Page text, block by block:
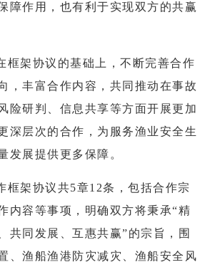
障作用，也有利于实现双方的共赢
框架协议的基础上，不断完善合作
，丰富合作内容，共同推动在事故
险研判、信息共享等方面开展更加
深层次的合作，为服务渔业安全生
发展提供更多保障。
框架协议共5章12条，包括合作宗
内容等事项，明确双方将秉承“精
共同发展、互惠共赢”的宗旨，围
、渔船渔港防灾减灾、渔船安全风